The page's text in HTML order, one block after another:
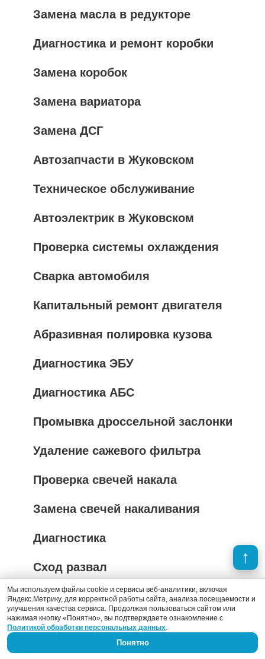
Замена масла в редукторе
Диагностика и ремонт коробки
Замена коробок
Замена вариатора
Замена ДСГ
Автозапчасти в Жуковском
Техническое обслуживание
Автоэлектрик в Жуковском
Проверка системы охлаждения
Сварка автомобиля
Капитальный ремонт двигателя
Абразивная полировка кузова
Диагностика ЭБУ
Диагностика АБС
Промывка дроссельной заслонки
Удаление сажевого фильтра
Проверка свечей накала
Замена свечей накаливания
Диагностика
Сход развал
Индивидуальная оценка ремонта авто
Свяжитесь с нами по телефону или напишите онлайн,
Мы используем файлы cookie и сервисы веб-аналитики, включая
Яндекс.Метрику, для корректной работы сайта, анализа посещаемости и
улучшения качества сервиса. Продолжая пользоваться сайтом или
нажимая кнопку «Понятно», вы подтверждаете ознакомление с
Политикой обработки персональных данных.
Понятно